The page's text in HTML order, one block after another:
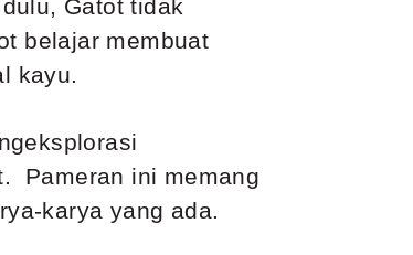
Gatot tidak
belajar membuat
kayu.
Pameran ini memang
karya yang ada.